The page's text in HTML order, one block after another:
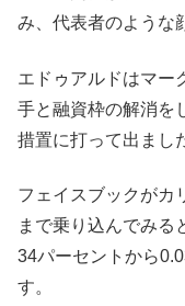
み、代表者のような
エドゥアルドはマー
手と融資枠の解消を
措置に打って出まし
フェイスブックがカ
まで乗り込んでみる
34パーセントから
す。